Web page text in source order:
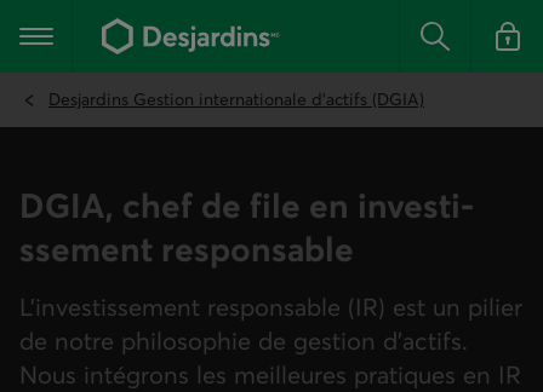
contenu
Menu principal Rechercher
Se
Desjardins Gestion internationale d’actifs (DGIA)
DGIA, chef de file en investi­
ssement responsable
L’investissement responsable (IR) est un pilier
de notre philosophie de gestion d’actifs.
Nous intégrons les meilleures pratiques en IR